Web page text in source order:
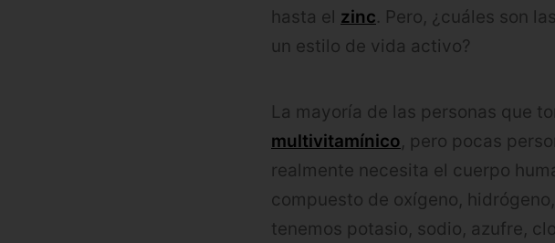
hasta el zinc. Pero, ¿cuáles son
un estilo de vida activo?
La mayoría de las personas que
multivitamínico, pero pocas
realmente necesita el cuerpo
compuesto de oxígeno,
tenemos potasio, sodio, azufre,